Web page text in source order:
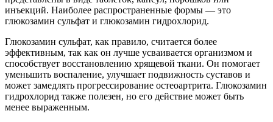
инъекций. Наиболее распространенные формы — это
глюкозамин сульфат и глюкозамин гидрохлорид.
Глюкозамин сульфат, как правило, считается более
эффективным, так как он лучше усваивается организмом и
способствует восстановлению хрящевой ткани. Он помогает
уменьшить воспаление, улучшает подвижность суставов и
может замедлять прогрессирование остеоартрита. Глюкозамин
гидрохлорид также полезен, но его действие может быть
менее выраженным.